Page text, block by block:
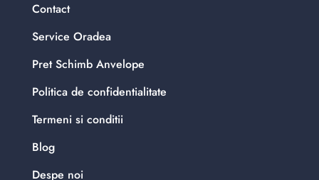
Contact
Service Oradea
Pret Schimb Anvelope
Politica de confidentialitate
Termeni si conditii
Blog
Despe noi